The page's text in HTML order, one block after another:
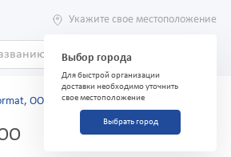
Укажите свое местоположение
Выбор города
Для быстрой организации
доставки необходимо уточнить
свое местоположение
Выбрать город
ООО